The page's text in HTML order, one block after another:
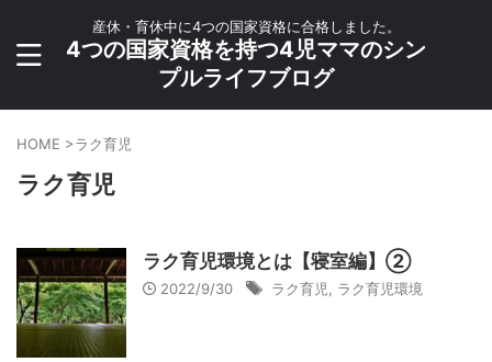
産休・育休中に4つの国家資格に合格しました。
4つの国家資格を持つ4児ママのシン
プルライフブログ
HOME >ラク育児
ラク育児
ラク育児環境とは【寝室編】②
2022/9/30 ラク育児 ラク育児環境